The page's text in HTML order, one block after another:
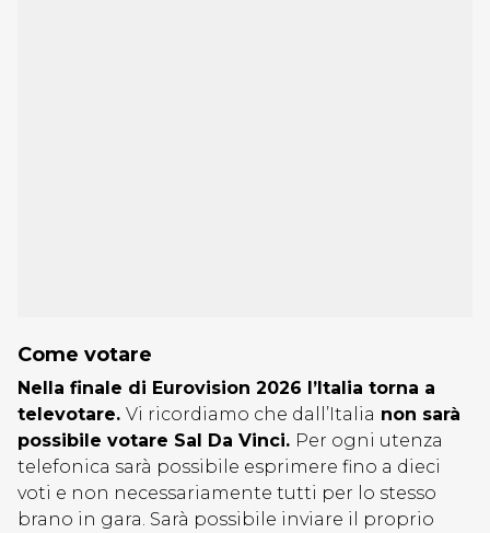
Come votare
Nella finale di Eurovision 2026 l’Italia torna a
televotare. Vi ricordiamo che dall’Italia non sarà
possibile votare Sal Da Vinci. Per ogni utenza
telefonica sarà possibile esprimere fino a dieci
voti e non necessariamente tutti per lo stesso
brano in gara. Sarà possibile inviare il proprio